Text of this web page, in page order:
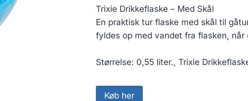
Trixie Drikkeflaske – Med Skål
En praktisk tur flaske med skål til
fyldes op med vandet fra flasken, når
Størrelse: 0,55 liter., Trixie
Køb her